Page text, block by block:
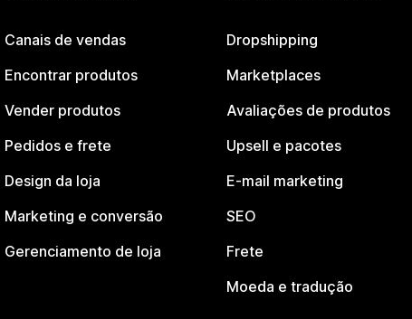
Canais de vendas
Encontrar produtos
Vender produtos
Pedidos e frete
Design da loja
Marketing e conversão
Gerenciamento de loja
Dropshipping
Marketplaces
Avaliações de produtos
Upsell e pacotes
E-mail marketing
SEO
Frete
Moeda e tradução